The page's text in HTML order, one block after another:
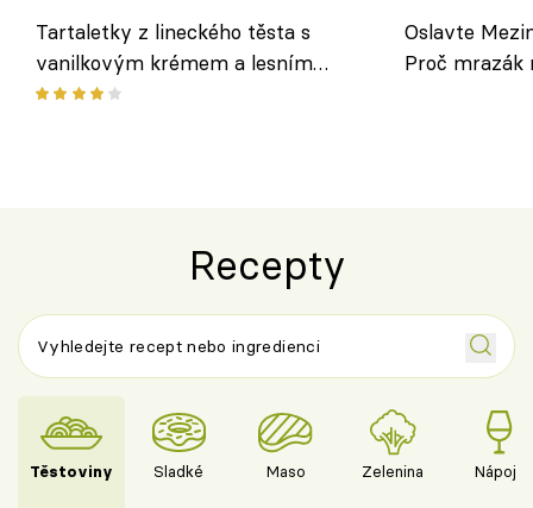
Tartaletky z lineckého těsta s
vanilkovým krémem a lesním
ovocem podle Bread Society
Oslavte
Proč
Recepty
Těstoviny Sladké Maso Zelenina Nápoje